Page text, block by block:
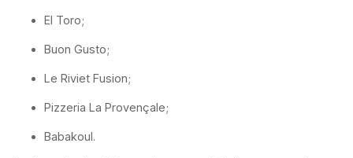
El Toro;
Buon Gusto;
Le Riviet Fusion;
Pizzeria La Provençale;
Babakoul.